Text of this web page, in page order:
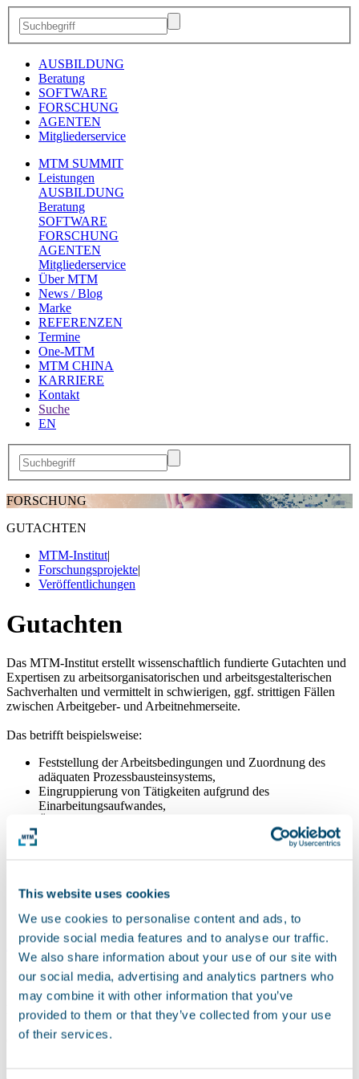
This website uses cookies
We use cookies to personalise content and ads, to
provide social media features and to analyse our traffic.
We also share information about your use of our site with
our social media, advertising and analytics partners who
may combine it with other information that you’ve
provided to them or that they’ve collected from your use
of their services.
AUSBILDUNG
Beratung
SOFTWARE
FORSCHUNG
AGENTEN
Mitgliederservice
MTM SUMMIT
Leistungen
AUSBILDUNG
Beratung
SOFTWARE
FORSCHUNG
AGENTEN
Mitgliederservice
Über MTM
News / Blog
Marke
REFERENZEN
Termine
One-MTM
MTM CHINA
KARRIERE
Kontakt
Suche
EN
FORSCHUNG
GUTACHTEN
MTM-Institut|
Forschungsprojekte|
Veröffentlichungen
Gutachten
Das MTM-Institut erstellt wissenschaftlich fundierte Gutachten und
Expertisen zu arbeitsorganisatorischen und arbeitsgestalterischen
Sachverhalten und vermittelt in schwierigen, ggf. strittigen Fällen
zwischen Arbeitgeber- und Arbeitnehmerseite.
Das betrifft beispielsweise:
Feststellung der Arbeitsbedingungen und Zuordnung des
adäquaten Prozessbausteinsystems,
Eingruppierung von Tätigkeiten aufgrund des
Einarbeitungsaufwandes,
Verhältnis von betrieblicher Leistungserwartung und MTM-
Sprechen Sie uns an!
Zurück
Ihr Ansprechpartner
PD Dr. Peter Kuhlang
CEO MTM ASSOCIATION e. V. und Geschäftsführer MTM